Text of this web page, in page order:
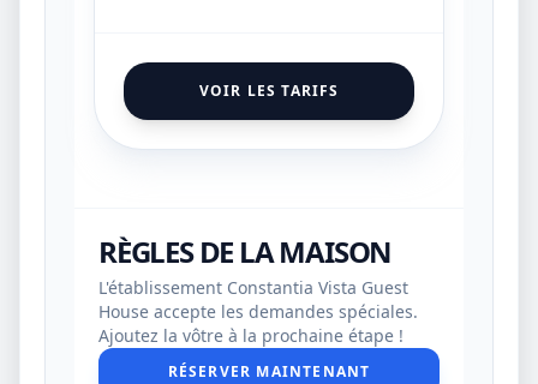
VOIR LES TARIFS
RÈGLES DE LA MAISON
L'établissement Constantia Vista Guest
House accepte les demandes spéciales.
Ajoutez la vôtre à la prochaine étape !
RÉSERVER MAINTENANT